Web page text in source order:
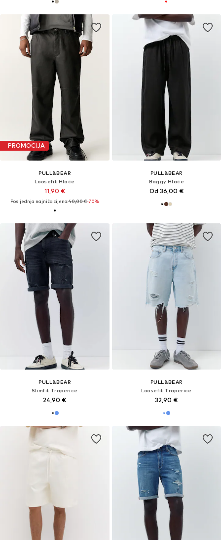
PROMOCIJA
PULL&BEAR
Loosefit Hlače
11,90 €
Posljednja najniža cijena:40,00 €-70%
PULL&BEAR
Baggy Hlače
Od 36,00 €
PULL&BEAR
Slimfit Traperice
24,90 €
PULL&BEAR
Loosefit Traperice
32,90 €